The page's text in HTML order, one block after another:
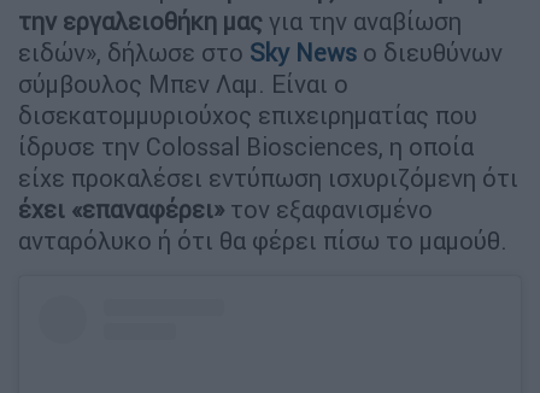
την εργαλειοθήκη μας για την αναβίωση
ειδών», δήλωσε στο Sky News ο διευθύνων
σύμβουλος Μπεν Λαμ. Είναι ο
δισεκατομμυριούχος επιχειρηματίας που
ίδρυσε την Colossal Biosciences, η οποία
είχε προκαλέσει εντύπωση ισχυριζόμενη ότι
έχει «επαναφέρει» τον εξαφανισμένο
ανταρόλυκο ή ότι θα φέρει πίσω το μαμούθ.